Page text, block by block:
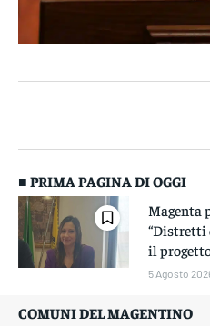
■ PRIMA PAGINA DI OGGI
Magenta
“Distretti
il
5 Agosto
COMUNI DEL MAGENTINO